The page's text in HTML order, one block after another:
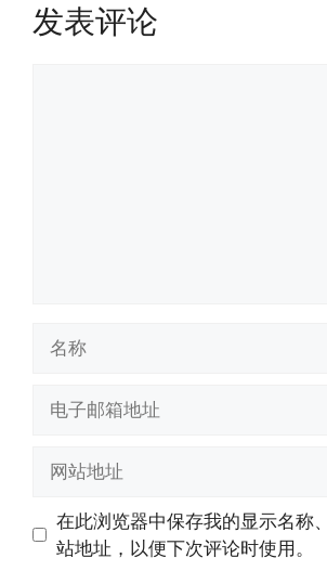
发表评论
址
址
在此浏览器中保存我的显示名称
站地址，以便下次评论时使用。